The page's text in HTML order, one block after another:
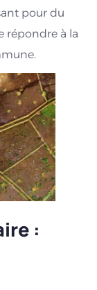
pour du
répondre à la
: